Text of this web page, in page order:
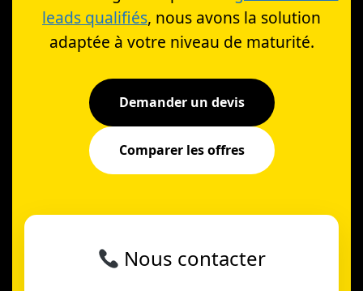
leads qualifiés, nous avons la solution
adaptée à votre niveau de maturité.
Demander un devis
Comparer les offres
Nous contacter